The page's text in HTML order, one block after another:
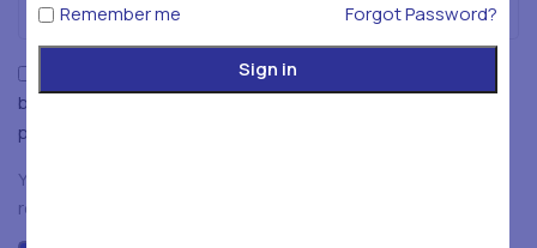
Mijn naam, e-mailadres en website opslaan in deze
browser voor de volgende keer wanneer ik een reactie
plaats.
You have to be logged in to be able to add photos to your
review.
Remember me Forgot Password?
Sign in